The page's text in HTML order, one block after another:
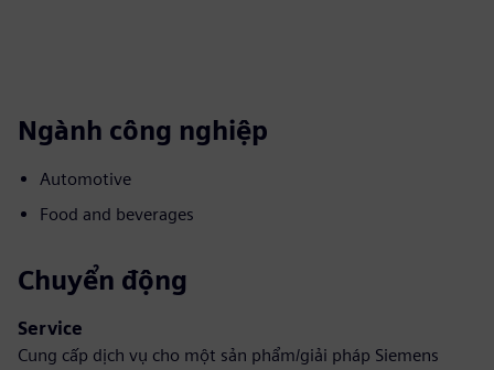
Ngành công nghiệp
Automotive
Food and beverages
Chuyển động
Service
Cung cấp dịch vụ cho một sản phẩm/giải pháp Siemens